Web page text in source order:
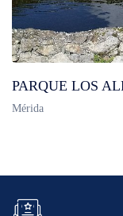
PARQUE LOS
Mérida